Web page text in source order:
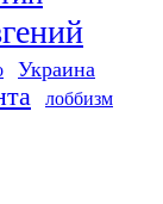
Украина
лоббизм